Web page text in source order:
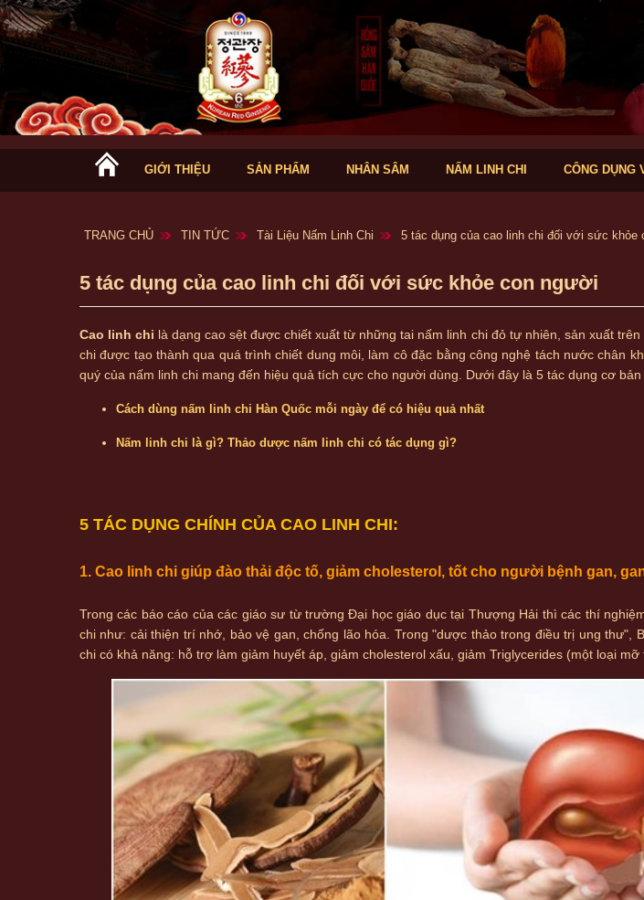
GIỚI THIỆU SẢN PHẨM NHÂN SÂM NẤM LINH CHI CÔNG DỤNG
TRANG CHỦ TIN TỨC Tài Liệu Nấm Linh Chi 5 tác dụng của cao linh chi đối với sức khỏe
5 tác dụng của cao linh chi đối với sức khỏe con người
Cao linh chi là dạng cao sệt được chiết xuất từ những tai nấm linh chi đỏ tự nhiên, sản xuất
chi được tạo thành qua quá trình chiết dung môi, làm cô đặc bằng công nghệ tách nước chân
quý của nấm linh chi mang đến hiệu quả tích cực cho người dùng. Dưới đây là 5 tác dụng cơ bản
Cách dùng nấm linh chi Hàn Quốc mỗi ngày để có hiệu quả nhất
Nấm linh chi là gì? Thảo dược nấm linh chi có tác dụng gì?
5 TÁC DỤNG CHÍNH CỦA CAO LINH CHI:
1. Cao linh chi giúp đào thải độc tố, giảm cholesterol, tốt cho người bệnh gan,
Trong các báo cáo của các giáo sư từ trường Đại học giáo dục tại Thượng Hải thì các thí
chi như: cải thiện trí nhớ, bảo vệ gan, chống lão hóa. Trong "dược thảo trong điều trị ung thư",
chi có khả năng: hỗ trợ làm giảm huyết áp, giảm cholesterol xấu, giảm Triglycerides (một loại mỡ